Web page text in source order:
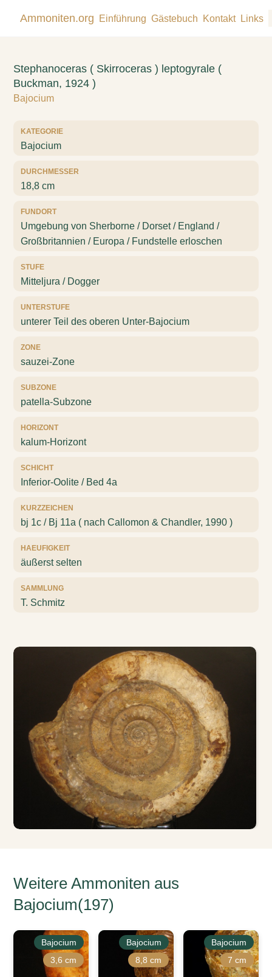
Ammoniten.org Einführung Gästebuch Kontakt Links
Stephanoceras ( Skirroceras ) leptogyrale (
Buckman, 1924 )
Bajocium
KATEGORIE
Bajocium
DURCHMESSER
18,8 cm
FUNDORT
Umgebung von Sherborne / Dorset / England /
Großbritannien / Europa / Fundstelle erloschen
STUFE
Mitteljura / Dogger
UNTERSTUFE
unterer Teil des oberen Unter-Bajocium
ZONE
sauzei-Zone
SUBZONE
patella-Subzone
HORIZONT
kalum-Horizont
SCHICHT
Inferior-Oolite / Bed 4a
KURZZEICHEN
bj 1c / Bj 11a ( nach Callomon & Chandler, 1990 )
HAEUFIGKEIT
äußerst selten
SAMMLUNG
T. Schmitz
Weitere Ammoniten aus
Bajocium(197)
Bajocium
3,6 cm
Bajocium
8,8 cm
Bajocium
7 cm